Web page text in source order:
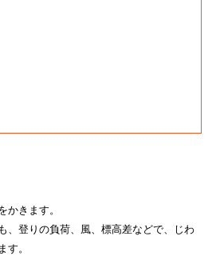
TOP
かきます。
、登りの負荷、風、標高差などで、じわ
す。